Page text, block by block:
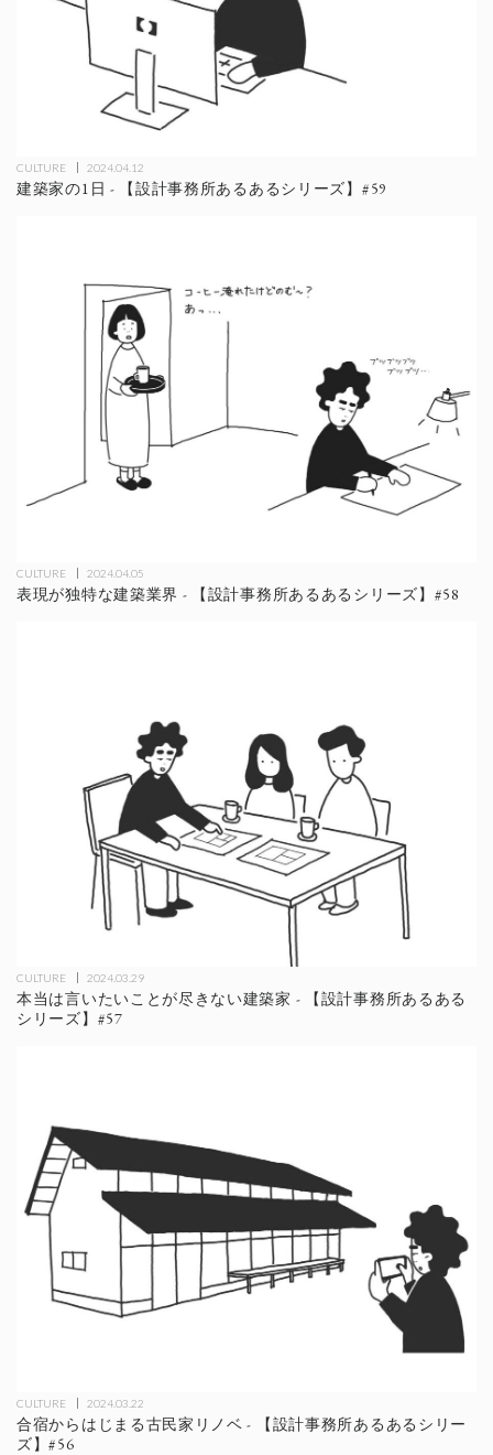
CULTURE 2024.04.12
建築家の1日 - 【設計事務所あるあるシリーズ】#59
CULTURE 2024.04.05
表現が独特な建築業界 - 【設計事務所あるあるシリーズ】#58
CULTURE 2024.03.29
本当は言いたいことが尽きない建築家 - 【設計事務所あるある
シリーズ】#57
CULTURE 2024.03.22
合宿からはじまる古民家リノベ - 【設計事務所あるあるシリー
ズ】#56